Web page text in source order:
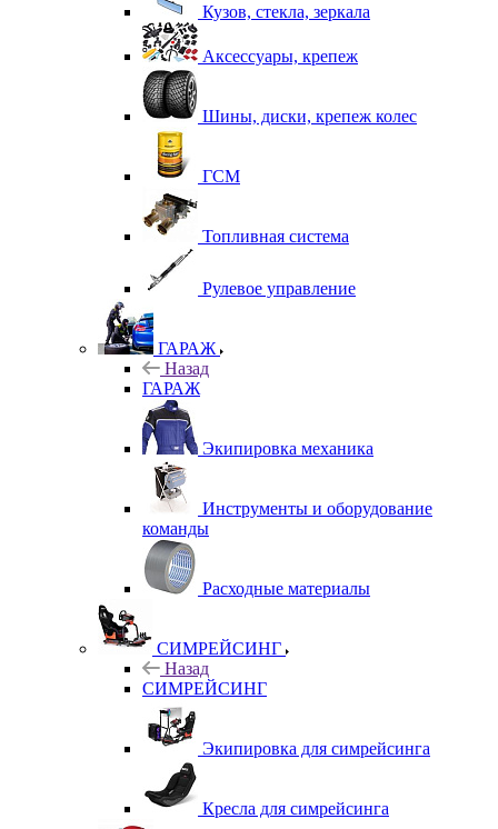
Кузов, стекла, зеркала
Аксессуары, крепеж
Шины, диски, крепеж колес
ГСМ
Топливная система
Рулевое управление
ГАРАЖ
Назад
ГАРАЖ
Экипировка механика
Инструменты и оборудование
команды
Расходные материалы
СИМРЕЙСИНГ
Назад
СИМРЕЙСИНГ
Экипировка для симрейсинга
Кресла для симрейсинга